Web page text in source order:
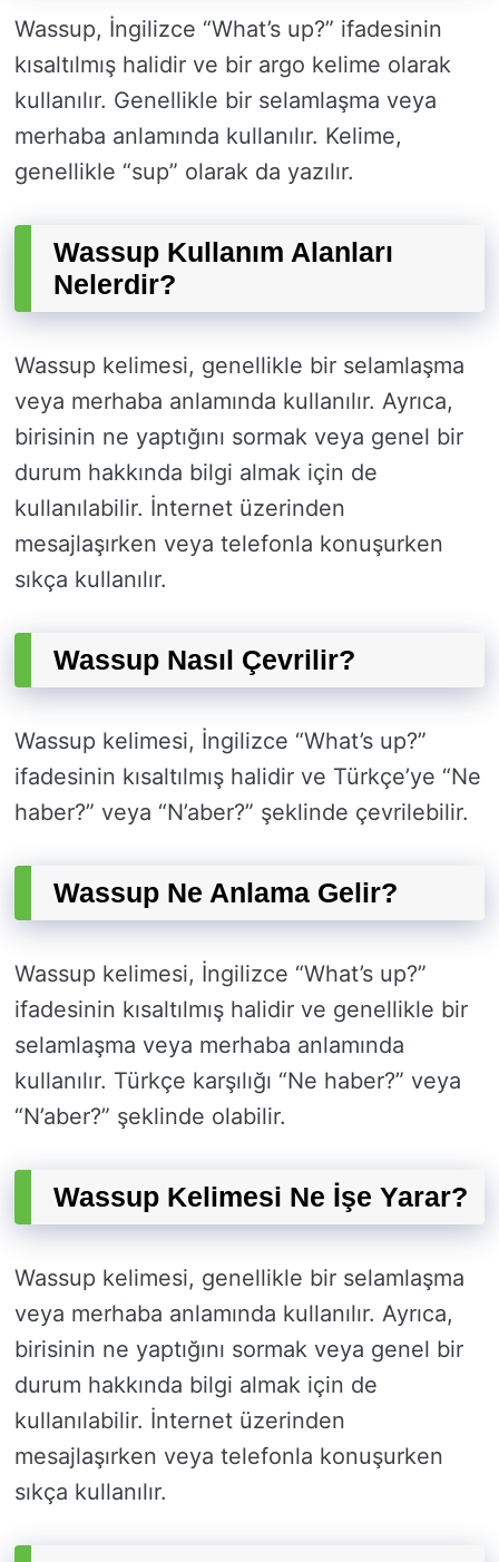
Wassup, İngilizce “What’s up?” ifadesinin
kısaltılmış halidir ve bir argo kelime olarak
kullanılır. Genellikle bir selamlaşma veya
merhaba anlamında kullanılır. Kelime,
genellikle “sup” olarak da yazılır.
Wassup Kullanım Alanları
Nelerdir?
Wassup kelimesi, genellikle bir selamlaşma
veya merhaba anlamında kullanılır. Ayrıca,
birisinin ne yaptığını sormak veya genel bir
durum hakkında bilgi almak için de
kullanılabilir. İnternet üzerinden
mesajlaşırken veya telefonla konuşurken
sıkça kullanılır.
Wassup Nasıl Çevrilir?
Wassup kelimesi, İngilizce “What’s up?”
ifadesinin kısaltılmış halidir ve Türkçe’ye “Ne
haber?” veya “N’aber?” şeklinde çevrilebilir.
Wassup Ne Anlama Gelir?
Wassup kelimesi, İngilizce “What’s up?”
ifadesinin kısaltılmış halidir ve genellikle bir
selamlaşma veya merhaba anlamında
kullanılır. Türkçe karşılığı “Ne haber?” veya
“N’aber?” şeklinde olabilir.
Wassup Kelimesi Ne İşe Yarar?
Wassup kelimesi, genellikle bir selamlaşma
veya merhaba anlamında kullanılır. Ayrıca,
birisinin ne yaptığını sormak veya genel bir
durum hakkında bilgi almak için de
kullanılabilir. İnternet üzerinden
mesajlaşırken veya telefonla konuşurken
sıkça kullanılır.